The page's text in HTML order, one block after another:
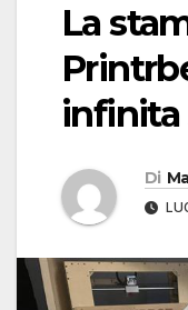
La
infinita
Di